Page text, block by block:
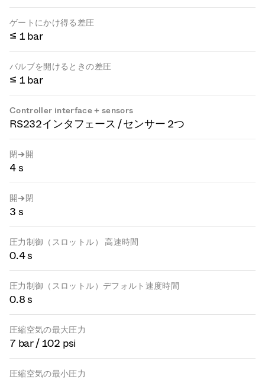
ゲートにかけ得る差圧
≤ 1 bar
バルブを開けるときの差圧
≤ 1 bar
Controller interface + sensors
RS232インタフェース / センサー 2つ
閉→開
4 s
開→閉
3 s
圧力制御（スロットル） 高速時間
0.4 s
圧力制御（スロットル）デフォルト速度時間
0.8 s
圧縮空気の最大圧力
7 bar / 102 psi
圧縮空気の最小圧力